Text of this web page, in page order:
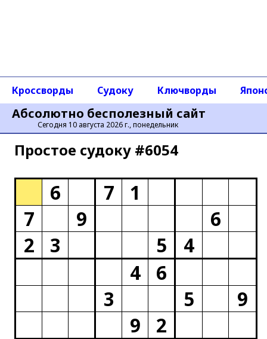
Абсолютно бесполезный сайт
Сегодня 10 августа 2026 г., понедельник
Кроссворды Судоку Ключворды
Простое cудоку #6054
6 7
1
7
9
6
2
3 5
4
4
6
3
5
9
9
2